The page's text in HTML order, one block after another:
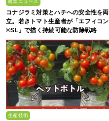
農業ニュース
コナジラミ対策とハチへの安全性を両
立。若きトマト生産者が「エフィコン
®SL」で描く持続可能な防除戦略
生産技術